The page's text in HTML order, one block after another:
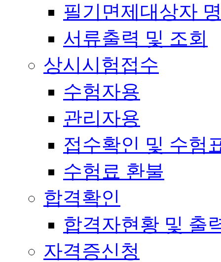
필기면제대상자
서류출력 및 조회
상시시험접수
수험자용
관리자용
접수확인 및 수험
수험료 환불
합격확인
합격자현황 및 출
자격증신청